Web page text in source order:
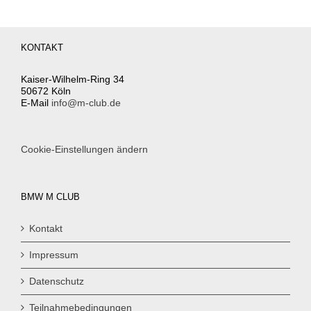
KONTAKT
Kaiser-Wilhelm-Ring 34
50672 Köln
E-Mail info@m-club.de
Cookie-Einstellungen ändern
BMW M CLUB
Kontakt
Impressum
Datenschutz
Teilnahmebedingungen